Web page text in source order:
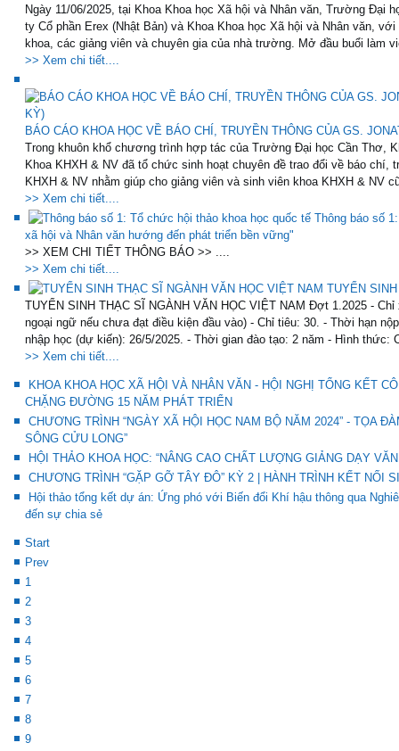
Ngày 11/06/2025, tại Khoa Khoa học Xã hội và Nhân văn, Trường Đại
ty Cổ phần Erex (Nhật Bản) và Khoa Khoa học Xã hội và Nhân văn,
khoa, các giảng viên và chuyên gia của nhà trường. Mở đầu buổi làm
>> Xem chi tiết....
BÁO CÁO KHOA HỌC VỀ BÁO CHÍ, TRUYỀN THÔNG CỦA GS.
Trong khuôn khổ chương trình hợp tác của Trường Đại học Cần Thơ,
Khoa KHXH & NV đã tổ chức sinh hoạt chuyên đề trao đổi về báo chí,
KHXH & NV nhằm giúp cho giảng viên và sinh viên khoa KHXH & NV
>> Xem chi tiết....
Thông báo số
xã hội và Nhân văn hướng đến phát triển bền vững"
>> XEM CHI TIẾT THÔNG BÁO >> ....
>> Xem chi tiết....
TUYỂN
TUYỂN SINH THẠC SĨ NGÀNH VĂN HỌC VIỆT NAM Đợt 1.2025 -
ngoại ngữ nếu chưa đạt điều kiện đầu vào) - Chỉ tiêu: 30. - Thời hạn
nhập học (dự kiến): 26/5/2025. - Thời gian đào tạo: 2 năm - Hình thức:
>> Xem chi tiết....
KHOA KHOA HỌC XÃ HỘI VÀ NHÂN VĂN - HỘI NGHỊ TỔNG KẾT
CHẶNG ĐƯỜNG 15 NĂM PHÁT TRIỂN
CHƯƠNG TRÌNH “NGÀY XÃ HỘI HỌC NAM BỘ NĂM 2024” - TỌA
SÔNG CỬU LONG”
HỘI THẢO KHOA HỌC: “NÂNG CAO CHẤT LƯỢNG GIẢNG DẠY
CHƯƠNG TRÌNH “GẶP GỠ TÂY ĐÔ” KỲ 2 | HÀNH TRÌNH KẾT NỐI
Hội thảo tổng kết dự án: Ứng phó với Biến đổi Khí hậu thông qua
đến sự chia sẻ
Start
Prev
1
2
3
4
5
6
7
8
9